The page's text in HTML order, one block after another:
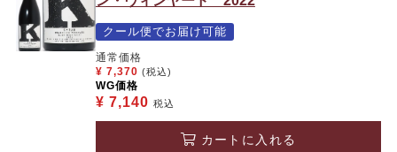
クール便でお届け可能
通常価格
¥ 7,370 (税込)
WG価格
¥ 7,140 税込
カートに入れる